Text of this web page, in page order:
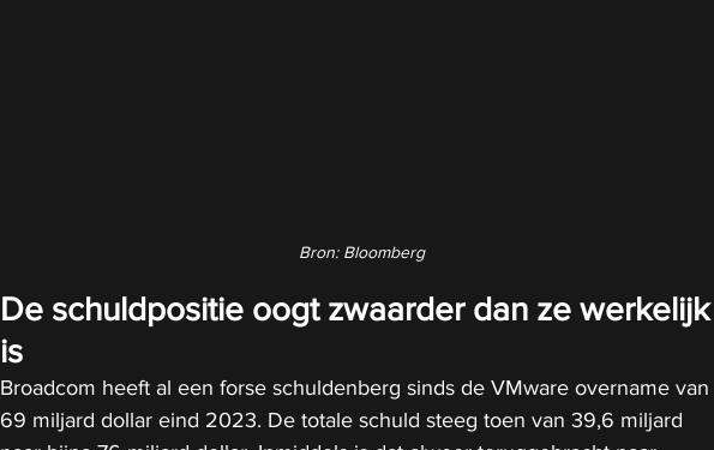
Bron: Bloomberg
De schuldpositie oogt zwaarder dan ze werkelijk
is
Broadcom heeft al een forse schuldenberg sinds de VMware overname van
69 miljard dollar eind 2023. De totale schuld steeg toen van 39,6 miljard